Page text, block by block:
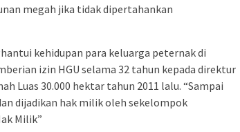
megah jika tidak dipertahankan
kehidupan para keluarga peternak di
izin HGU selama 32 tahun kepada direktur
Luas 30.000 hektar tahun 2011 lalu. “Sampai
dijadikan hak milik oleh sekelompok
Milik”